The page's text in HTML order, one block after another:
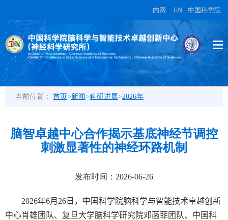
内网 EN 中国科学院
当前位置： 首页>新闻>科研进展>2026年
脑智卓越中心合作揭示基底神经节调控
刺激显著性的神经环路机制
发布时间：2026-06-26
2026年6月 26 日，中国科学院脑科学与智能技术卓越创新
中心肖雄团队、复旦大学脑科学研究院邓菡菲团队、中国科